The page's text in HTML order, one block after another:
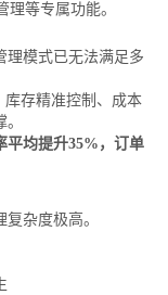
等专属功能。
理模式已无法满足多
库存精准控制、成本
平均提升35%，订单
杂度极高。